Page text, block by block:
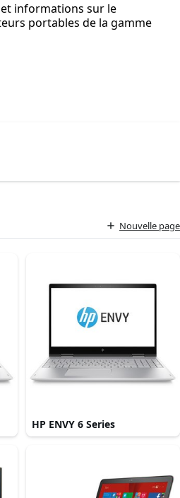
informations sur le
portables de la gamme
Nouvelle page
HP ENVY 6 Series